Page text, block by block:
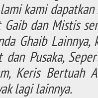
kami
dan Mistis
Ghaib
dan Pusaka,
Keris Bertuah
lagi lainnya.